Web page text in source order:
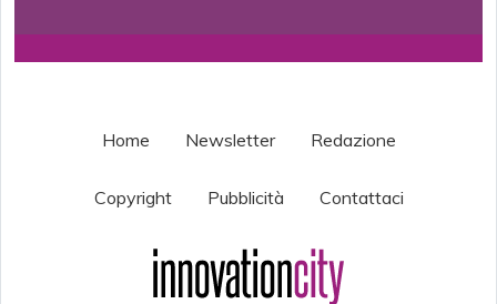
Home Newsletter Redazione
Copyright Pubblicità Contattaci